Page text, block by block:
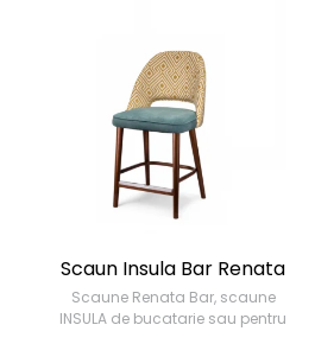
Scaun Insula Bar Renata
Scaune Renata Bar, scaune
INSULA de bucatarie sau pentru